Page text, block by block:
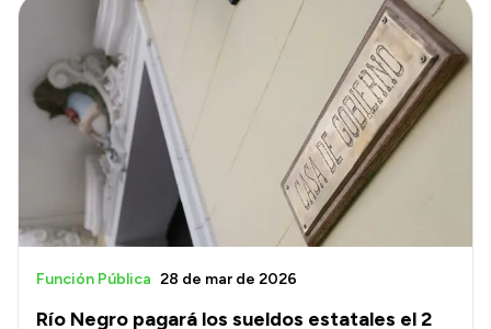
Río Negro pagará los sueldos estatales el 2
Función Pública 28 de mar de 2026